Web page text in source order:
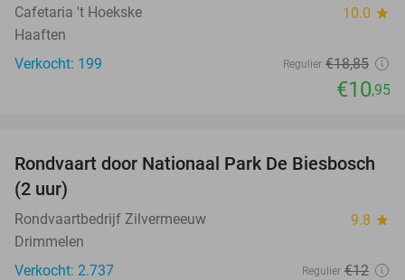
Cafetaria 't Hoekske 10.0 star
Haaften
Verkocht: 199
Regulier €18,85
€10,95
21%
Rondvaart door Nationaal Park De Biesbosch
(2 uur)
Rondvaartbedrijf Zilvermeeuw 9.8 star
Drimmelen
Verkocht: 2.737
Regulier €12